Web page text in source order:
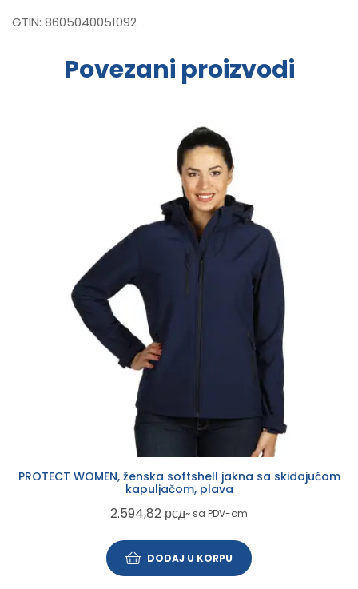
GTIN: 8605040051092
Povezani proizvodi
PROTECT WOMEN, ženska softshell jakna sa skidajućom
kapuljačom, plava
2.594,82 рсд~ sa PDV-om
DODAJ U KORPU